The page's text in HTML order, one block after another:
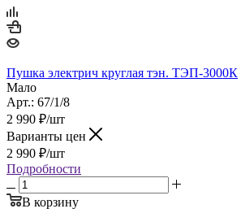
Пушка электрич круглая тэн. ТЭП-3000К
Мало
Арт.: 67/1/8
2 990 ₽/шт
Варианты цен
2 990 ₽/шт
Подробности
В корзину